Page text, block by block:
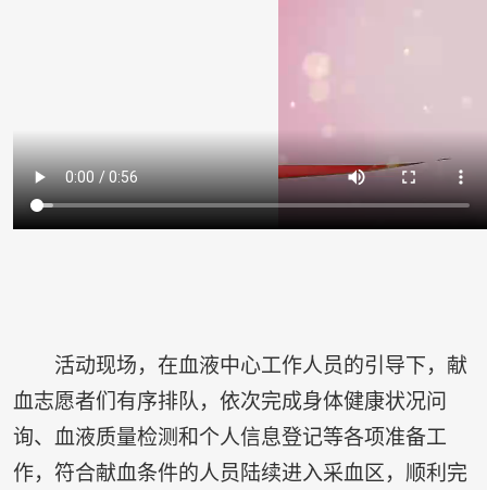
活动现场，在血液中心工作人员的引导下，献
血志愿者们有序排队，依次完成身体健康状况问
询、血液质量检测和个人信息登记等各项准备工
作，符合献血条件的人员陆续进入采血区，顺利完